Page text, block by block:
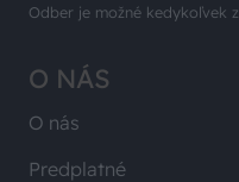
O NÁS
O nás
Predplatné
Odber je možné kedykoľvek